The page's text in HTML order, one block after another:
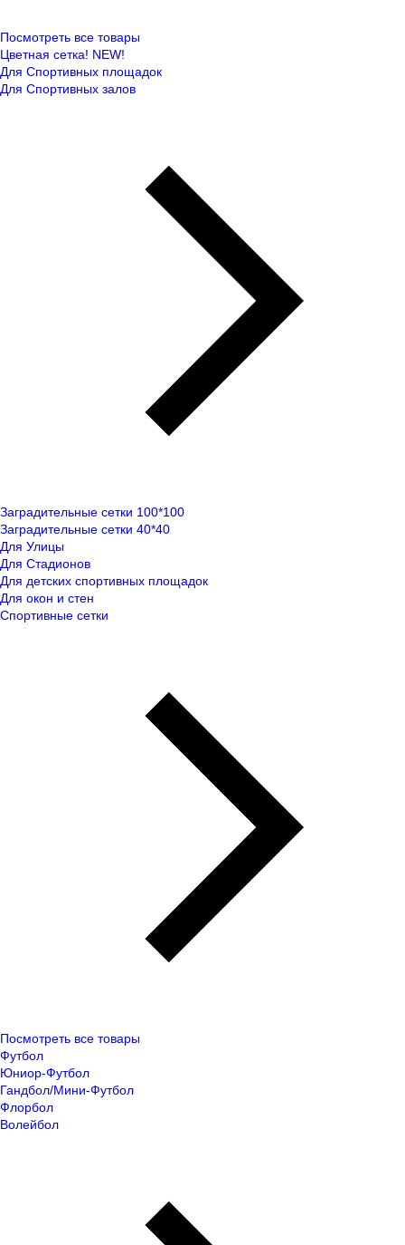
Посмотреть все товары
Цветная сетка! NEW!
Для Спортивных площадок
Для Спортивных залов
Заградительные сетки 100*100
Заградительные сетки 40*40
Для Улицы
Для Стадионов
Для детских спортивных площадок
Для окон и стен
Спортивные сетки
Посмотреть все товары
Футбол
Юниор-Футбол
Гандбол/Мини-Футбол
Флорбол
Волейбол